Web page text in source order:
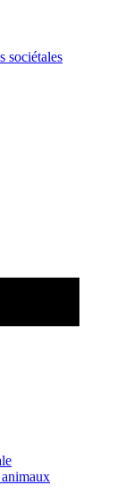
sociétales